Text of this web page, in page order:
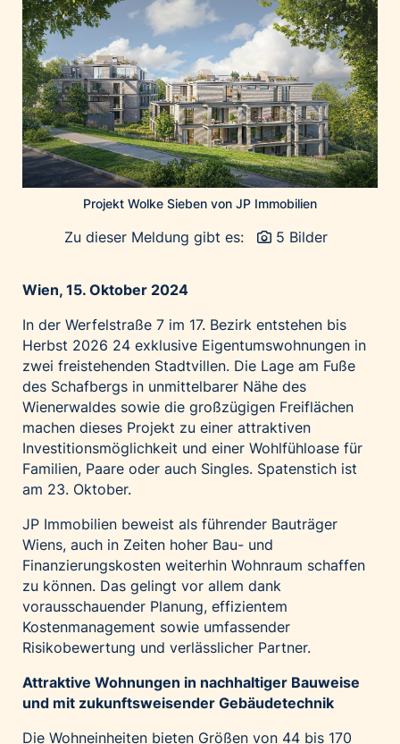
REXEL Austria
Starbucks
Superbrands Austria
Tante Fanny
Vollpension
win2day
Wolt
Projekt Wolke Sieben von JP Immobilien
Zu dieser Meldung gibt es: 5 Bilder
Wien, 15. Oktober 2024
In der Werfelstraße 7 im 17. Bezirk entstehen bis
Herbst 2026 24 exklusive Eigentumswohnungen in
zwei freistehenden Stadtvillen. Die Lage am Fuße
des Schafbergs in unmittelbarer Nähe des
Wienerwaldes sowie die großzügigen Freiflächen
machen dieses Projekt zu einer attraktiven
Investitionsmöglichkeit und einer Wohlfühloase für
Familien, Paare oder auch Singles. Spatenstich ist
am 23. Oktober.
JP Immobilien beweist als führender Bauträger
Wiens, auch in Zeiten hoher Bau- und
Finanzierungskosten weiterhin Wohnraum schaffen
zu können. Das gelingt vor allem dank
vorausschauender Planung, effizientem
Kostenmanagement sowie umfassender
Risikobewertung und verlässlicher Partner.
Attraktive Wohnungen in nachhaltiger Bauweise
und mit zukunftsweisender Gebäudetechnik
Die Wohneinheiten bieten Größen von 44 bis 170